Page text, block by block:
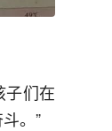
子们在
。”